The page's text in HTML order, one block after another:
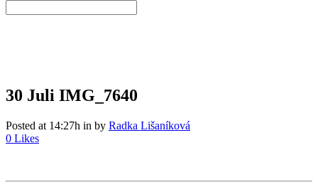
30 Juli IMG_7640
Posted at 14:27h in by Radka Lišaníková
0 Likes